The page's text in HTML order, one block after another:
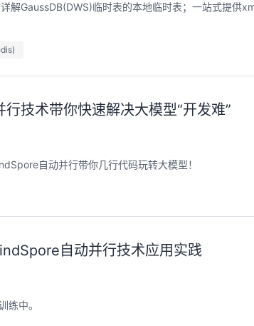
GaussDB(DWS)临时表的本地临时表；一站式提供
技术带你快速解决大模型“开发难”
自动并行带你几行代码玩转大模型！
自动并行技术应用实践
练中。